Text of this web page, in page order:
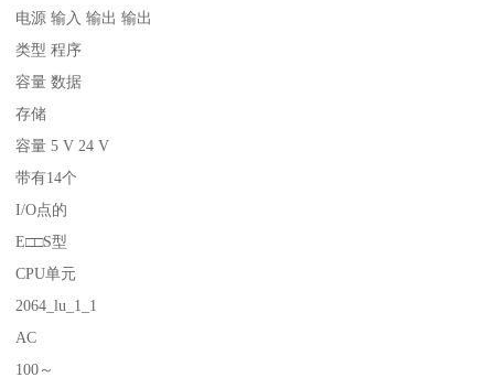
电源 输入 输出 输出
类型 程序
容量 数据
存储
容量 5 V 24 V
带有14个
I/O点的
E□□S型
CPU单元
2064_lu_1_1
AC
100～